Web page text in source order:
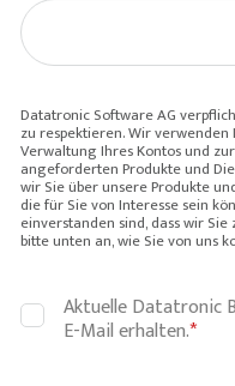
Datatronic Software AG
zu respektieren. Wir
Verwaltung Ihres Kontos und
angeforderten Produkte und
wir Sie über unsere Produkte
die für Sie von Interesse sein
einverstanden sind, dass wir
bitte unten an, wie Sie von uns
Aktuelle Datatronic
E-Mail erhalten.*